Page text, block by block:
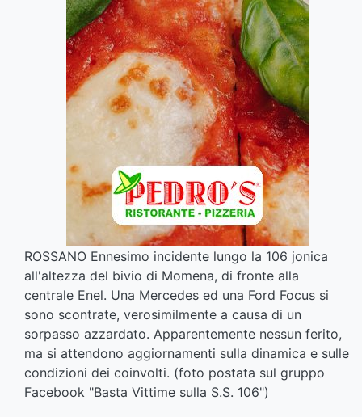
ROSSANO Ennesimo incidente lungo la 106 jonica
all'altezza del bivio di Momena, di fronte alla
centrale Enel. Una Mercedes ed una Ford Focus si
sono scontrate, verosimilmente a causa di un
sorpasso azzardato. Apparentemente nessun ferito,
ma si attendono aggiornamenti sulla dinamica e sulle
condizioni dei coinvolti. (foto postata sul gruppo
Facebook "Basta Vittime sulla S.S. 106")